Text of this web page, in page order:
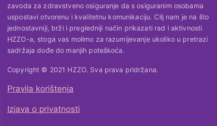
zavoda za zdravstveno osiguranje da s osiguranim osobama
uspostavi otvorenu i kvalitetnu komunikaciju. Cilj nam je na što
jednostavniji, brži i pregledniji način prikazati rad i aktivnosti
HZZO-a, stoga vas molimo za razumijevanje ukoliko u pretrazi
sadržaja dođe do manjih poteškoća.
Copyright © 2021 HZZO. Sva prava pridržana.
Pravila korištenja
Izjava o privatnosti